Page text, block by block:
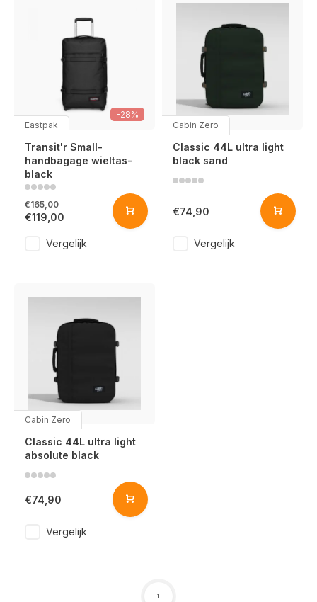
-28%
Eastpak
Transit'r Small-
handbagage wieltas-
black
€165,00
€119,00
Vergelijk
Cabin Zero
Classic 44L ultra light
black sand
€74,90
Vergelijk
Cabin Zero
Classic 44L ultra light
absolute black
€74,90
Vergelijk
1